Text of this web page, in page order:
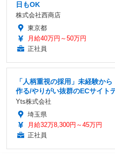
日もOK
株式会社西商店
東京都
月給40万円～50万円
正社員
「人柄重視の採用」未経験か
作る/やりがい抜群のECサイト
Yts株式会社
埼玉県
月給32万8,300円～45万円
正社員